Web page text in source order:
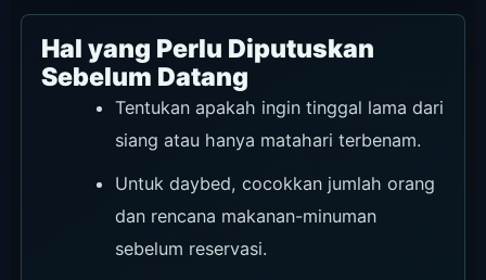
[Survei Beach Club] Bagaimana menurut Anda tentang tempat ini?
2 1
Lihat apakah tanggalnya hari normal
atau hari acara.
Sisakan waktu untuk lalu lintas Canggu
agar batas tunggu 15 menit tidak
menjadi masalah.